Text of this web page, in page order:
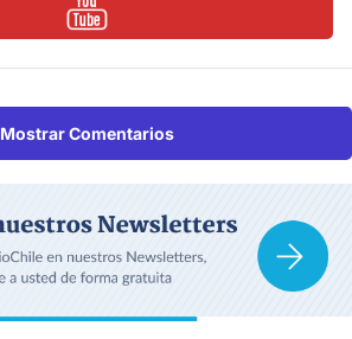
Mostrar Comentarios